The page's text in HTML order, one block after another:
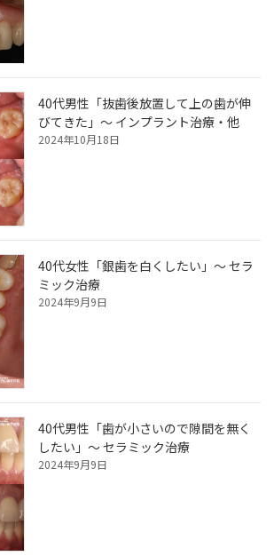
40代男性「抜歯後放置して上の歯が伸
びてきた」～ インプラント治療・他
2024年10月18日
40代女性「銀歯を白くしたい」～ セラ
ミック治療
2024年9月9日
40代男性「歯が小さいので隙間を無く
したい」～ セラミック治療
2024年9月9日